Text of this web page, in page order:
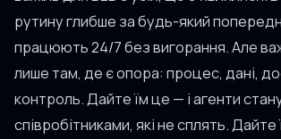
рутину глибше за будь-який
працюють 24/7 без вигорання. Але
лише там, де є опора: процес, дані,
контроль. Дайте їм це — і агенти
співробітниками, які не сплять. Дайте